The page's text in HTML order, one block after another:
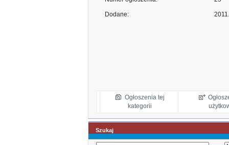
Dodane:
Ogłoszenia tej
kategorii
Szukaj